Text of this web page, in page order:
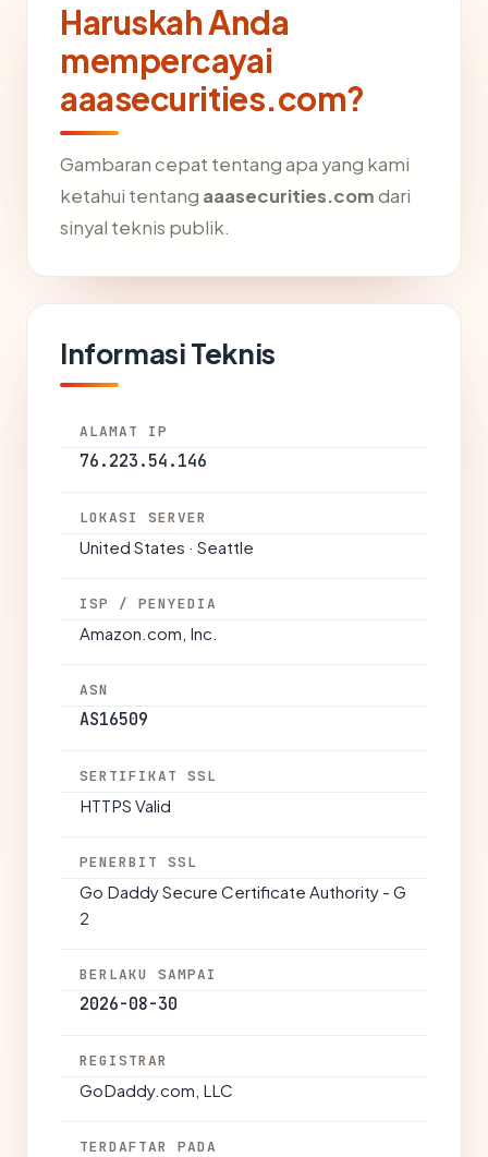
Haruskah Anda
mempercayai
aaasecurities.com?
Gambaran cepat tentang apa yang kami
ketahui tentang aaasecurities.comdari
sinyal teknis publik.
Informasi Teknis
ALAMAT IP
76.223.54.146
LOKASI SERVER
United States · Seattle
ISP / PENYEDIA
Amazon.com, Inc.
ASN
AS16509
SERTIFIKAT SSL
HTTPS Valid
PENERBIT SSL
Go Daddy Secure Certificate Authority - G
2
BERLAKU SAMPAI
2026-08-30
REGISTRAR
GoDaddy.com, LLC
TERDAFTAR PADA